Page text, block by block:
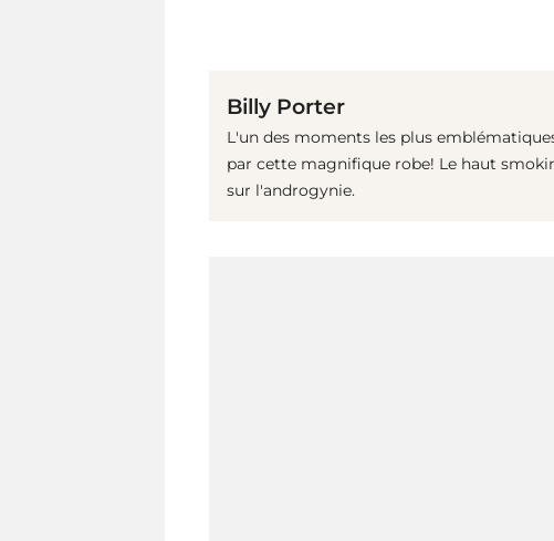
Billy Porter
L'un des moments les plus
par cette magnifique robe! Le haut
sur l'androgynie.